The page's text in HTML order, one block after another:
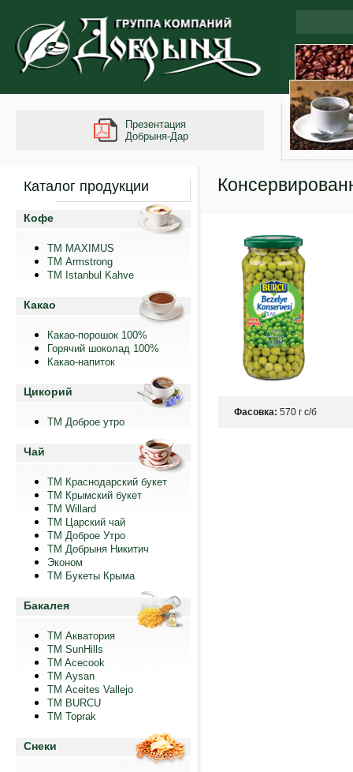
Презентация
Добрыня-Дар
Каталог продукции
Кофе
ТМ MAXIMUS
ТМ Armstrong
TM Istanbul Kahve
Какао
Какао-порошок 100%
Горячий шоколад 100%
Какао-напиток
Цикорий
ТМ Доброе утро
Чай
ТМ Краснодарский букет
ТМ Крымский букет
ТМ Willard
ТМ Царский чай
ТМ Доброе Утро
ТМ Добрыня Никитич
Эконом
ТМ Букеты Крыма
Бакалея
ТМ Акватория
ТМ SunHills
TM Acecook
ТМ Aysan
ТМ Aceites Vallejo
TM BURCU
TM Toprak
Снеки
Фасовка: 570 г с/б